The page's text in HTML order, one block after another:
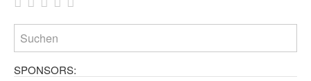
SPONSORS: